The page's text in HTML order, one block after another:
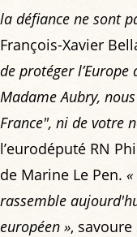
la défiance ne sont
François-Xavier
de protéger
Madame Aubry,
France", ni de votre
l’eurodéputé RN
de Marine Le Pen.
rassemble
européen »,